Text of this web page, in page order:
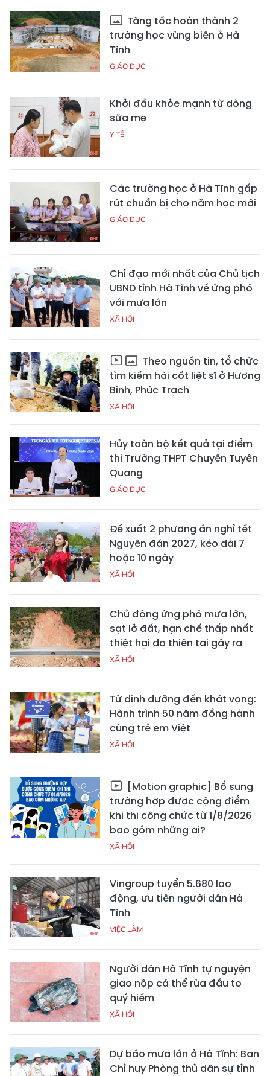
Tăng tốc hoàn thành 2
trường học vùng biên ở Hà
Tĩnh
GIÁO DỤC
Khởi đầu khỏe mạnh từ dòng
sữa mẹ
Y TẾ
Các trường học ở Hà Tĩnh gấp
rút chuẩn bị cho năm học mới
GIÁO DỤC
Chỉ đạo mới nhất của Chủ tịch
UBND tỉnh Hà Tĩnh về ứng phó
với mưa lớn
XÃ HỘI
Theo nguồn tin, tổ chức
tìm kiếm hài cốt liệt sĩ ở Hương
Bình, Phúc Trạch
XÃ HỘI
Hủy toàn bộ kết quả tại điểm
thi Trường THPT Chuyên Tuyên
Quang
GIÁO DỤC
Đề xuất 2 phương án nghỉ tết
Nguyên đán 2027, kéo dài 7
hoặc 10 ngày
XÃ HỘI
Chủ động ứng phó mưa lớn,
sạt lở đất, hạn chế thấp nhất
thiệt hại do thiên tai gây ra
XÃ HỘI
Từ dinh dưỡng đến khát vọng:
Hành trình 50 năm đồng hành
cùng trẻ em Việt
XÃ HỘI
[Motion graphic] Bổ sung
trường hợp được cộng điểm
khi thi công chức từ 1/8/2026
bao gồm những ai?
XÃ HỘI
Vingroup tuyển 5.680 lao
động, ưu tiên người dân Hà
Tĩnh
VIỆC LÀM
Người dân Hà Tĩnh tự nguyện
giao nộp cá thể rùa đầu to
quý hiếm
XÃ HỘI
Dự báo mưa lớn ở Hà Tĩnh: Ban
Chỉ huy Phòng thủ dân sự tỉnh